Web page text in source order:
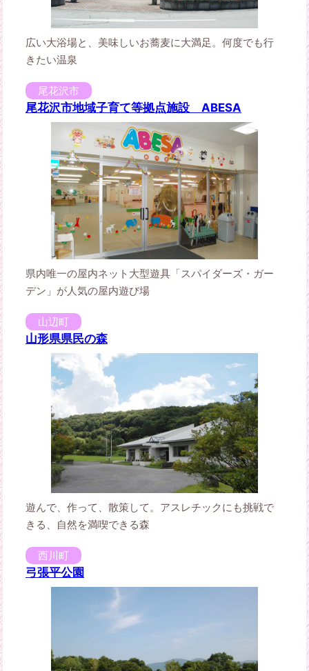
広い大浴場と、美味しいお蕎麦に大満足。何度でも行
きたい温泉
尾花沢市
尾花沢市地域子育て等拠点施設 ABESA
県内唯一の屋内ネット大型遊具「スパイダーズ・ガー
デン」が人気の屋内遊び場
山辺町
山形県県民の森
遊んで、作って、散策して。アスレチックにも挑戦で
きる、自然を満喫できる森
西川町
弓張平公園